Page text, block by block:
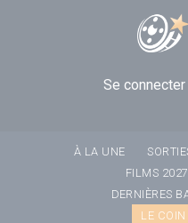
Se connecter
À LA UNE
FILMS 2027
DERNIÈRES
LE COIN
Panneau de gestion des